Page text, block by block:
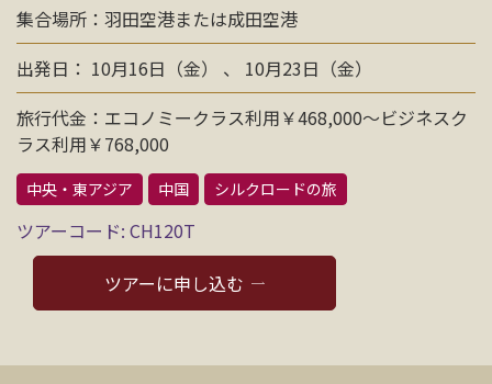
電話にてお問い合わせ
集合場所：羽田空港または成田空港
出発日： 10月16日（金） 、 10月23日（金）
旅行代金：エコノミークラス利用￥468,000～ビジネスク
ラス利用￥768,000
中央・東アジア 中国 シルクロードの旅
ツアーコード: CH120T
ツアーに申し込む